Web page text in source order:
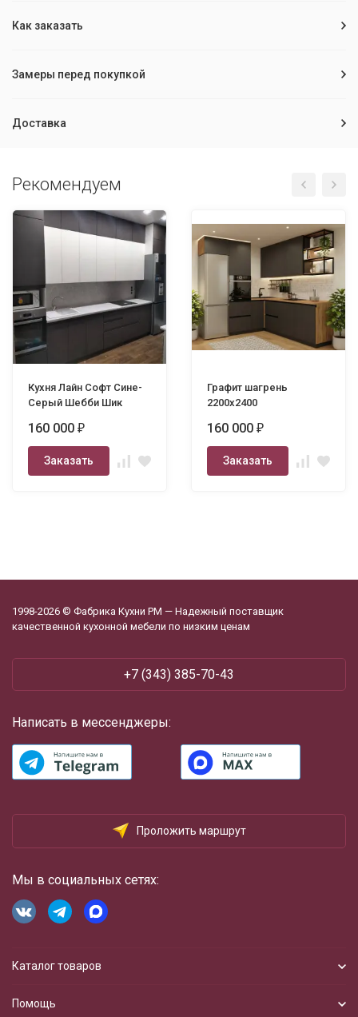
Как заказать
Замеры перед покупкой
Доставка
Рекомендуем
Кухня Лайн Софт Сине-
Серый Шебби Шик
160 000 ₽
Заказать
Графит шагрень
2200х2400
160 000 ₽
Заказать
1998-2026 © Фабрика Кухни РМ — Надежный поставщик
качественной кухонной мебели по низким ценам
+7 (343) 385-70-43
Написать в мессенджеры:
Проложить маршрут
Мы в социальных сетях:
Каталог товаров
Помощь